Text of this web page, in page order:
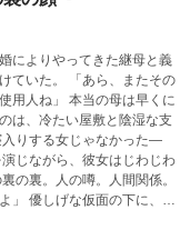
によりやってきた継母と義
ら、またその
の母は早くに
は、冷たい屋敷と陰湿な支
入りする女じゃなかった―
の裏。人の噂。人間関係。
、冷
、始まる。 ざまぁ×
、スカッと復讐劇！ 勧善